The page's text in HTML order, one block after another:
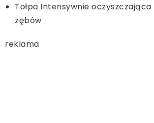
Tołpa Intensywnie
zębów
reklama